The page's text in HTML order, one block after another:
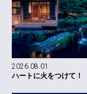
2026.08.01
ハートに火をつけて！